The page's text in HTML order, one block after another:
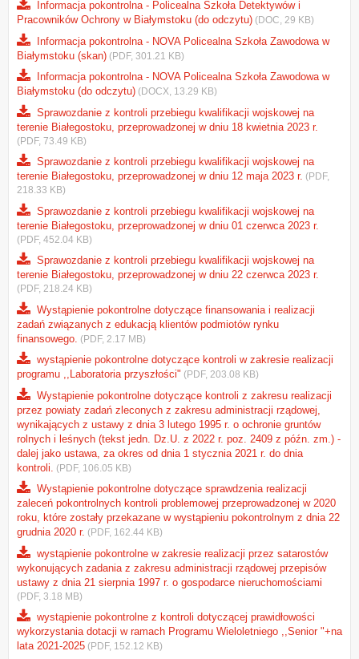
Informacja pokontrolna - Policealna Szkoła Detektywów i
Pracowników Ochrony w Białymstoku (do odczytu) (DOC, 29 KB)
Informacja pokontrolna - NOVA Policealna Szkoła Zawodowa w
Białymstoku (skan) (PDF, 301.21 KB)
Informacja pokontrolna - NOVA Policealna Szkoła Zawodowa w
Białymstoku (do odczytu) (DOCX, 13.29 KB)
Sprawozdanie z kontroli przebiegu kwalifikacji wojskowej na
terenie Białegostoku, przeprowadzonej w dniu 18 kwietnia 2023 r.
(PDF, 73.49 KB)
Sprawozdanie z kontroli przebiegu kwalifikacji wojskowej na
terenie Białegostoku, przeprowadzonej w dniu 12 maja 2023 r. (PDF,
218.33 KB)
Sprawozdanie z kontroli przebiegu kwalifikacji wojskowej na
terenie Białegostoku, przeprowadzonej w dniu 01 czerwca 2023 r.
(PDF, 452.04 KB)
Sprawozdanie z kontroli przebiegu kwalifikacji wojskowej na
terenie Białegostoku, przeprowadzonej w dniu 22 czerwca 2023 r.
(PDF, 218.24 KB)
Wystąpienie pokontrolne dotyczące finansowania i realizacji
zadań związanych z edukacją klientów podmiotów rynku
finansowego. (PDF, 2.17 MB)
wystąpienie pokontrolne dotyczące kontroli w zakresie realizacji
programu ,,Laboratoria przyszłości" (PDF, 203.08 KB)
Wystąpienie pokontrolne dotyczące kontroli z zakresu realizacji
przez powiaty zadań zleconych z zakresu administracji rządowej,
wynikających z ustawy z dnia 3 lutego 1995 r. o ochronie gruntów
rolnych i leśnych (tekst jedn. Dz.U. z 2022 r. poz. 2409 z późn. zm.) -
dalej jako ustawa, za okres od dnia 1 stycznia 2021 r. do dnia
kontroli.
(PDF, 106.05 KB)
Wystąpienie pokontrolne dotyczące sprawdzenia realizacji
zaleceń pokontrolnych kontroli problemowej przeprowadzonej w 2020
roku, które zostały przekazane w wystąpieniu pokontrolnym z dnia 22
grudnia 2020 r. (PDF, 162.44 KB)
wystąpienie pokontrolne w zakresie realizacji przez satarostów
wykonujących zadania z zakresu administracji rządowej przepisów
ustawy z dnia 21 sierpnia 1997 r. o gospodarce nieruchomościami
(PDF, 3.18 MB)
wystąpienie pokontrolne z kontroli dotyczącej prawidłowości
wykorzystania dotacji w ramach Programu Wieloletniego ,,Senior "+na
lata 2021-2025 (PDF, 152.12 KB)